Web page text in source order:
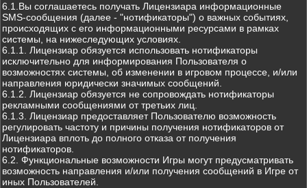
6.1.Вы соглашаетесь получать Лицензиара информационные
SMS-сообщения (далее - "нотификаторы") о важных событиях,
происходящих с его информационными ресурсами в рамках
системы, на нижеследующих условиях.
6.1.1. Лицензиар обязуется использовать нотификаторы
исключительно для информирования Пользователя о
возможностях системы, об изменении в игровом процессе, и/или
направления юридически значимых сообщений.
6.1.2. Лицензиар обязуется не сопровождать нотификаторы
рекламными сообщениями от третьих лиц.
6.1.3. Лицензиар предоставляет Пользователю возможность
регулировать частоту и причины получения нотификаторов от
Лицензиара вплоть до полного отказа от получения
нотификаторов.
6.2. Функциональные возможности Игры могут предусматривать
возможность направления и/или получения сообщений в Игре от
иных Пользователей.